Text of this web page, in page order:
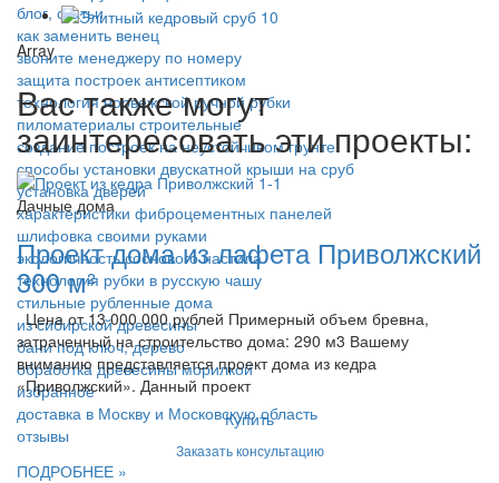
блог, статьи
как заменить венец
звоните менеджеру по номеру
защита построек антисептиком
технология норвежской ручной рубки
пиломатериалы строительные
создание построек на неустойчивом грунте
способы установки двускатной крыши на сруб
установка дверей
характеристики фиброцементных панелей
шлифовка своими руками
экологичность соснового настила
технология рубки в русскую чашу
стильные рубленные дома
из сибирской древесины
бани под ключ, дерево
обработка древесины морилкой
избранное
доставка в Москву и Московскую область
отзывы
Array
Вас также могут
заинтересовать эти проекты:
Дачные дома
Проект дома из лафета Приволжский
300 м²
Цена от 13 000 000 рублей Примерный объем бревна,
затраченный на строительство дома: 290 м3 Вашему
вниманию представляется проект дома из кедра
«Приволжский». Данный проект
Купить
Заказать консультацию
ПОДРОБНЕЕ »